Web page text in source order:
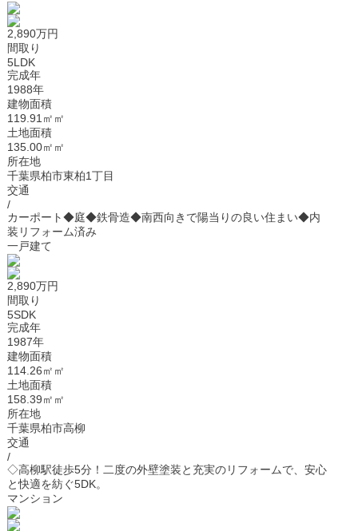
2,890万円
間取り
5LDK
完成年
1988年
建物面積
119.91㎡㎡
土地面積
135.00㎡㎡
所在地
千葉県柏市東柏1丁目
交通
/
カーポート◆庭◆鉄骨造◆南西向きで陽当りの良い住まい◆内
装リフォーム済み
一戸建て
2,890万円
間取り
5SDK
完成年
1987年
建物面積
114.26㎡㎡
土地面積
158.39㎡㎡
所在地
千葉県柏市高柳
交通
/
◇高柳駅徒歩5分！二度の外壁塗装と充実のリフォームで、安心
と快適を紡ぐ5DK。
マンション